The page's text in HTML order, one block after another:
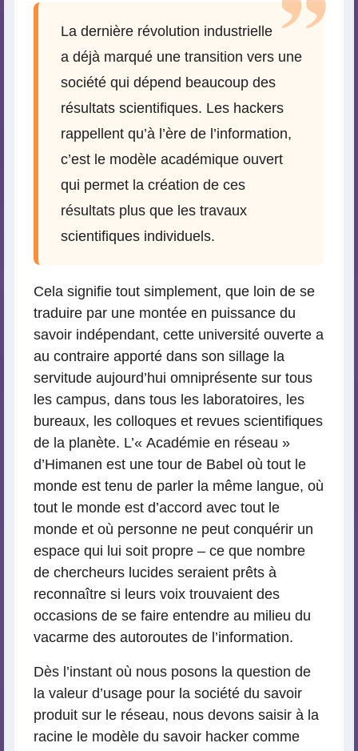
La dernière révolution industrielle
a déjà marqué une transition vers une
société qui dépend beaucoup des
résultats scientifiques. Les hackers
rappellent qu’à l’ère de l’information,
c’est le modèle académique ouvert
qui permet la création de ces
résultats plus que les travaux
scientifiques individuels.
Cela signifie tout simplement, que loin de se
traduire par une montée en puissance du
savoir indépendant, cette université ouverte a
au contraire apporté dans son sillage la
servitude aujourd’hui omniprésente sur tous
les campus, dans tous les laboratoires, les
bureaux, les colloques et revues scientifiques
de la planète. L’« Académie en réseau »
d’Himanen est une tour de Babel où tout le
monde est tenu de parler la même langue, où
tout le monde est d’accord avec tout le
monde et où personne ne peut conquérir un
espace qui lui soit propre – ce que nombre
de chercheurs lucides seraient prêts à
reconnaître si leurs voix trouvaient des
occasions de se faire entendre au milieu du
vacarme des autoroutes de l’information.
Dès l’instant où nous posons la question de
la valeur d’usage pour la société du savoir
produit sur le réseau, nous devons saisir à la
racine le modèle du savoir hacker comme